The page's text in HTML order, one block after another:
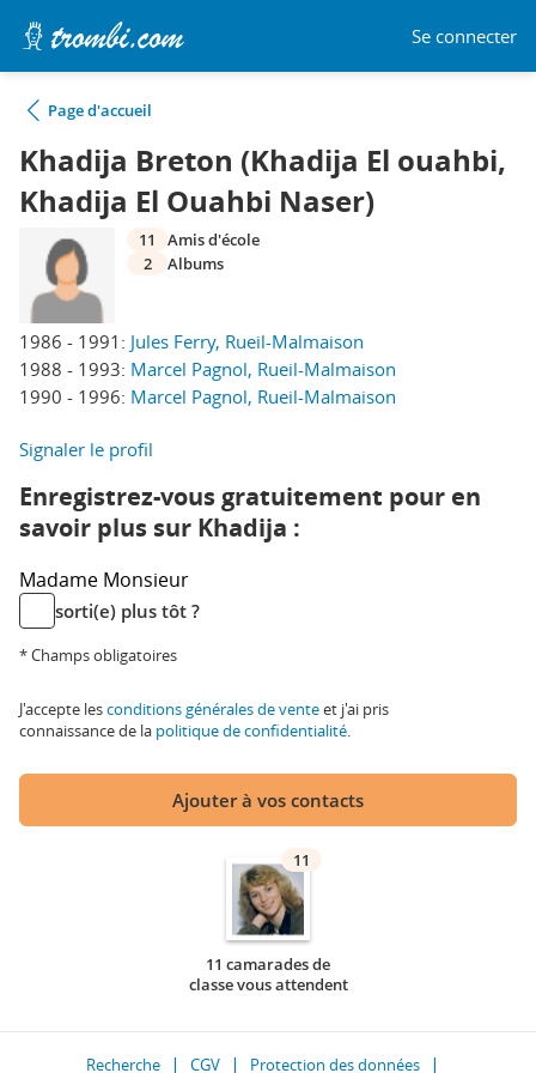
Se connecter
Page d'accueil
Khadija Breton (Khadija El ouahbi,
Khadija El Ouahbi Naser)
1986 - 1991: Jules Ferry, Rueil-Malmaison
1988 - 1993: Marcel Pagnol, Rueil-Malmaison
1990 - 1996: Marcel Pagnol, Rueil-Malmaison
11
Amis d'école
2
Albums
Signaler le profil
Enregistrez-vous gratuitement pour en
savoir plus sur Khadija :
Madame Monsieur
sorti(e) plus tôt ?
* Champs obligatoires
J'accepte lesconditions générales de venteet j'ai pris
connaissance de la politique de confidentialité.
Ajouter à vos contacts
11
11 camarades de
classe vous attendent
Recherche CGV Protection des données